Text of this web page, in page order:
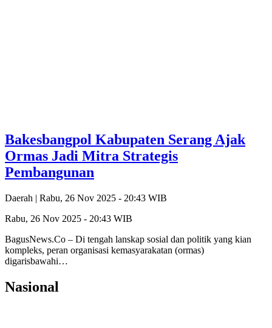
Bakesbangpol Kabupaten Serang Ajak
Ormas Jadi Mitra Strategis
Pembangunan
Daerah | Rabu, 26 Nov 2025 - 20:43 WIB
Rabu, 26 Nov 2025 - 20:43 WIB
BagusNews.Co – Di tengah lanskap sosial dan politik yang kian
kompleks, peran organisasi kemasyarakatan (ormas)
digarisbawahi…
Nasional